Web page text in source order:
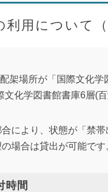
利用について（
架場所が「国際文化
文化学図書館書庫6層(
により、状態が「禁
場合は貸出が可能です
時間